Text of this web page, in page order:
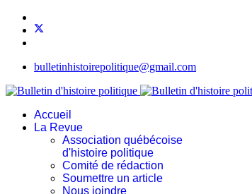
bulletinhistoirepolitique@gmail.com
Accueil
La Revue
Association québécoise
d'histoire politique
Comité de rédaction
Soumettre un article
Nous joindre